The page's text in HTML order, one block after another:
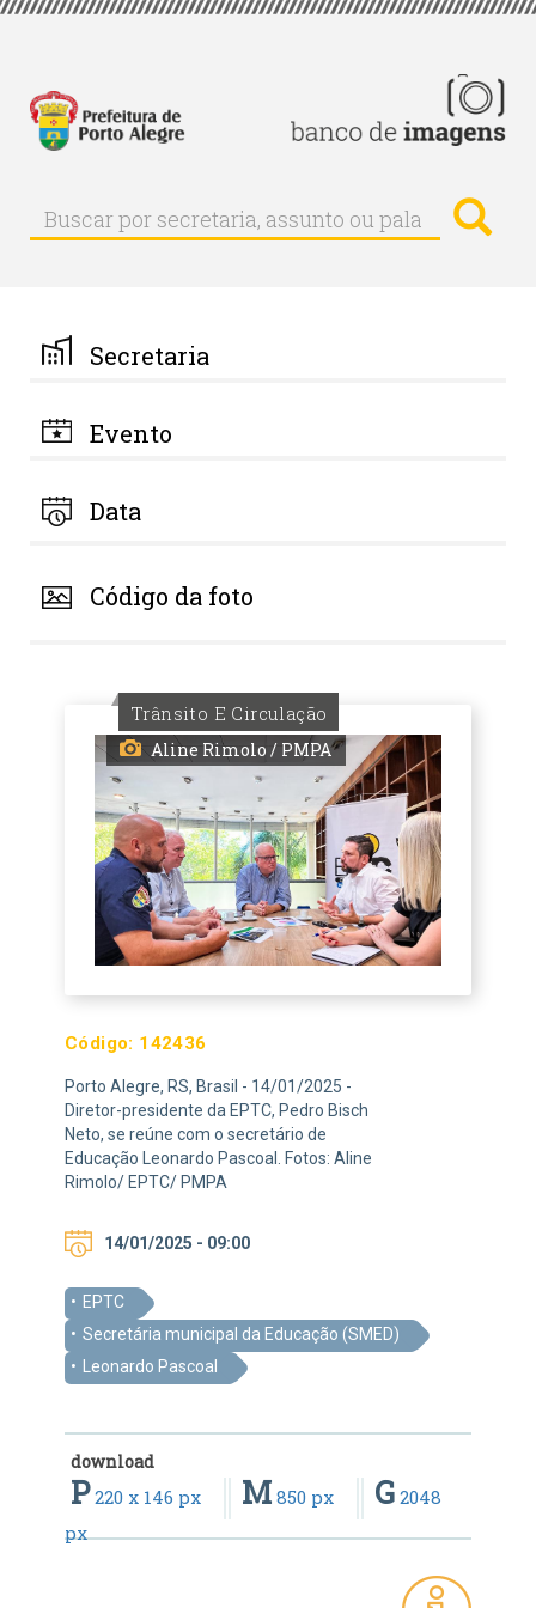
Pular
principal
Buscar
Buscar
por
palavra-
chave
Secretaria
Evento
Data
Código da foto
Trânsito E Circulação
Aline Rimolo / PMPA
Código: 142436
Porto Alegre, RS, Brasil - 14/01/2025 -
Diretor-presidente da EPTC, Pedro Bisch
Neto, se reúne com o secretário de
Educação Leonardo Pascoal. Fotos: Aline
Rimolo/ EPTC/ PMPA
14/01/2025 - 09:00
EPTC
Secretária municipal da Educação (SMED)
Leonardo Pascoal
download
P220 x 146 px M 850 px G 2048
px